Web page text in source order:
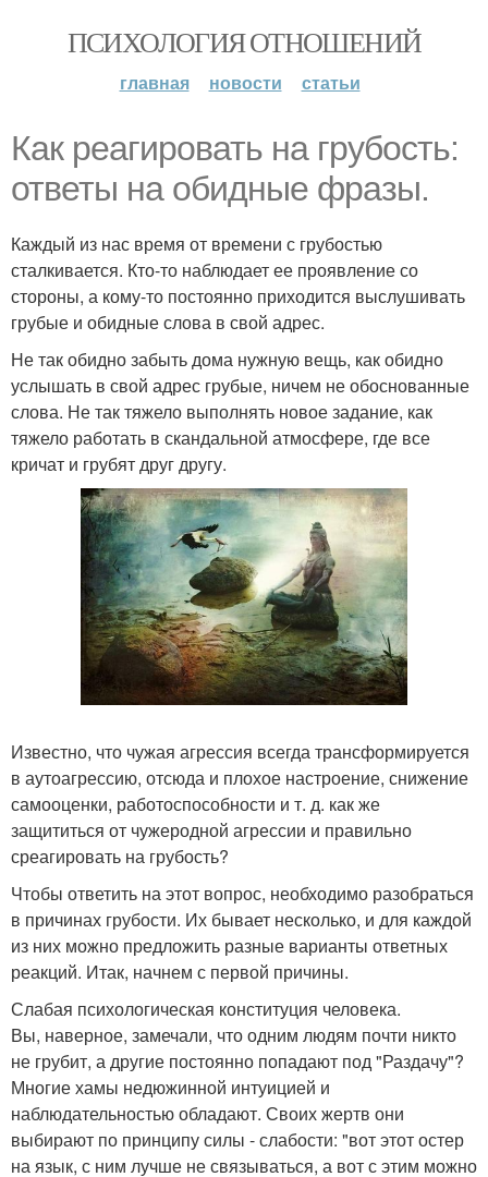
ПСИХОЛОГИЯ ОТНОШЕНИЙ
главная новости статьи
Как реагировать на грубость:
ответы на обидные фразы.
Каждый из нас время от времени с грубостью
сталкивается. Кто-то наблюдает ее проявление со
стороны, а кому-то постоянно приходится выслушивать
грубые и обидные слова в свой адрес.
Не так обидно забыть дома нужную вещь, как обидно
услышать в свой адрес грубые, ничем не обоснованные
слова. Не так тяжело выполнять новое задание, как
тяжело работать в скандальной атмосфере, где все
кричат и грубят друг другу.
Известно, что чужая агрессия всегда трансформируется
в аутоагрессию, отсюда и плохое настроение, снижение
самооценки, работоспособности и т. д. как же
защититься от чужеродной агрессии и правильно
среагировать на грубость?
Чтобы ответить на этот вопрос, необходимо разобраться
в причинах грубости. Их бывает несколько, и для каждой
из них можно предложить разные варианты ответных
реакций. Итак, начнем с первой причины.
Слабая психологическая конституция человека.
Вы, наверное, замечали, что одним людям почти никто
не грубит, а другие постоянно попадают под "Раздачу"?
Многие хамы недюжинной интуицией и
наблюдательностью обладают. Своих жертв они
выбирают по принципу силы - слабости: "вот этот остер
на язык, с ним лучше не связываться, а вот с этим можно